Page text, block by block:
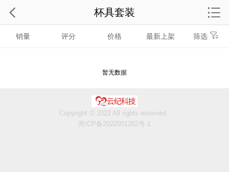
销量 评分 价格 最新上架 筛选
暂无数据
杯具套装
Copyright © 2022 All rights reserved.
黑ICP备2022001262号-1